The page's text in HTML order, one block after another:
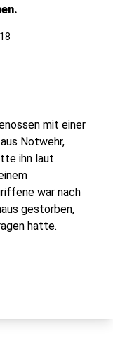
mit einer
Notwehr,
ihn laut
war nach
gestorben,
hatte.